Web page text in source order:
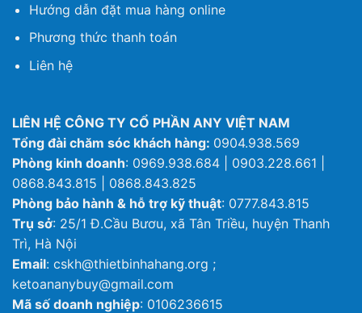
Hướng dẫn đặt mua hàng online
Phương thức thanh toán
Liên hệ
LIÊN HỆ CÔNG TY CỔ PHẦN ANY VIỆT NAM
Tổng đài chăm sóc khách hàng: 0904.938.569
Phòng kinh doanh: 0969.938.684 | 0903.228.661 |
0868.843.815 | 0868.843.825
Phòng bảo hành & hỗ trợ kỹ thuật: 0777.843.815
Trụ sở: 25/1 Đ.Cầu Bươu, xã Tân Triều, huyện Thanh
Trì, Hà Nội
Email: cskh@thietbinhahang.org ;
ketoananybuy@gmail.com
Mã số doanh nghiệp: 0106236615